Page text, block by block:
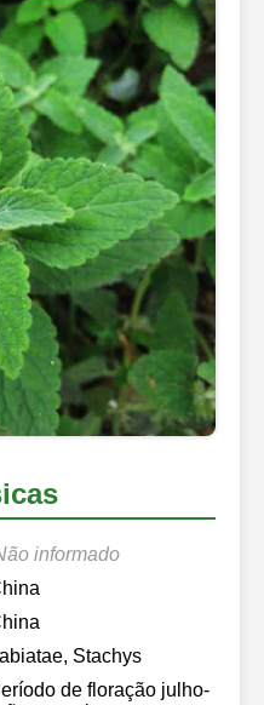
informado
Stachys
de floração julho-